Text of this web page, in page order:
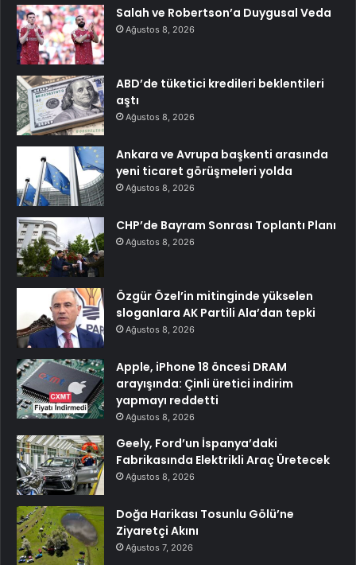
Salah ve Robertson’a Duygusal Veda
Ağustos 8, 2026
ABD’de tüketici kredileri beklentileri
aştı
Ağustos 8, 2026
Ankara ve Avrupa başkenti arasında
yeni ticaret görüşmeleri yolda
Ağustos 8, 2026
CHP’de Bayram Sonrası Toplantı Planı
Ağustos 8, 2026
Özgür Özel’in mitinginde yükselen
sloganlara AK Partili Ala’dan tepki
Ağustos 8, 2026
Apple, iPhone 18 öncesi DRAM
arayışında: Çinli üretici indirim
yapmayı reddetti
Ağustos 8, 2026
Geely, Ford’un İspanya’daki
Fabrikasında Elektrikli Araç Üretecek
Ağustos 8, 2026
Doğa Harikası Tosunlu Gölü’ne
Ziyaretçi Akını
Ağustos 7, 2026